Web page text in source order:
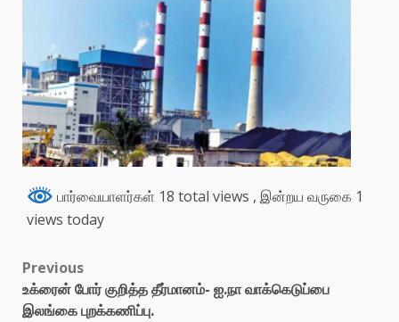
பார்வையாளர்கள் 18 total views , இன்றய வருகை 1
views today
Previous
உக்ரைன் போர் குறித்த தீர்மானம்- ஐ.நா வாக்கெடுப்பை
இலங்கை புறக்கணிப்பு.